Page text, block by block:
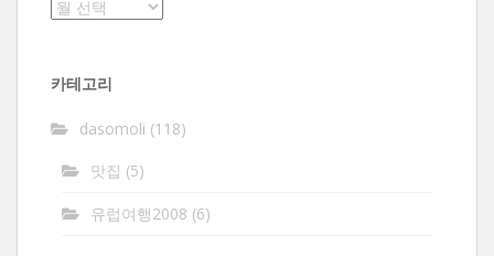
보
카테고리
dasomoli (118)
맛집 (5)
유럽여행2008 (6)